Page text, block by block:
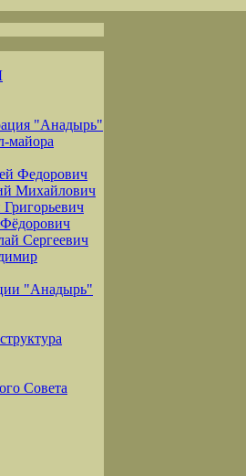
"Анадырь"
майора
Федорович
Михайлович
Сергеевич
"Анадырь"
Совета